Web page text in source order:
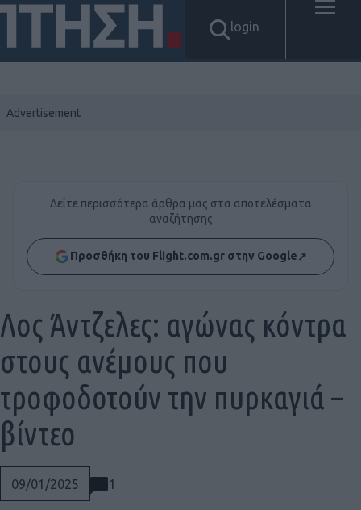
login
Δείτε περισσότερα άρθρα μας στα αποτελέσματα
αναζήτησης
Προσθήκη του Flight.com.gr στην Google↗
09/01/2025 1
Λος Άντζελες: αγώνας κόντρα
στους ανέμους που
τροφοδοτούν την πυρκαγιά –
βίντεο